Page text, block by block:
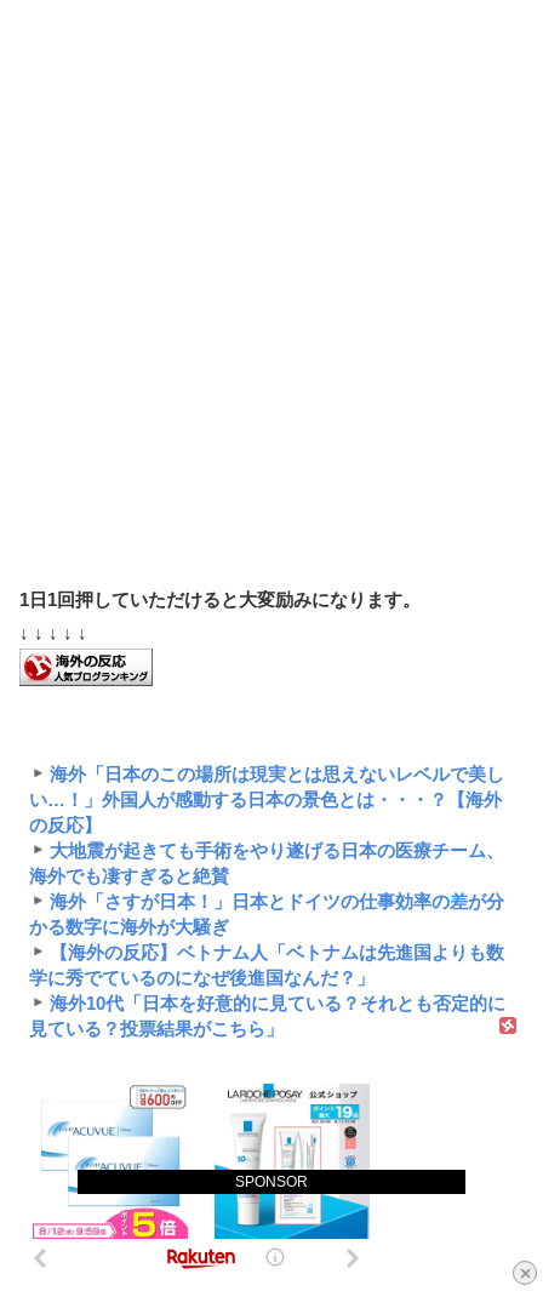
×
1日1回押していただけると大変励みになります。
↓ ↓ ↓ ↓ ↓
SPONSOR
海外「日本のこの場所は現実とは思えないレベルで美し
い…！」外国人が感動する日本の景色とは・・・？【海外
の反応】
大地震が起きても手術をやり遂げる日本の医療チーム、
海外でも凄すぎると絶賛
海外「さすが日本！」日本とドイツの仕事効率の差が分
かる数字に海外が大騒ぎ
【海外の反応】ベトナム人「ベトナムは先進国よりも数
学に秀でているのになぜ後進国なんだ？」
海外10代「日本を好意的に見ている？それとも否定的に
見ている？投票結果がこちら」